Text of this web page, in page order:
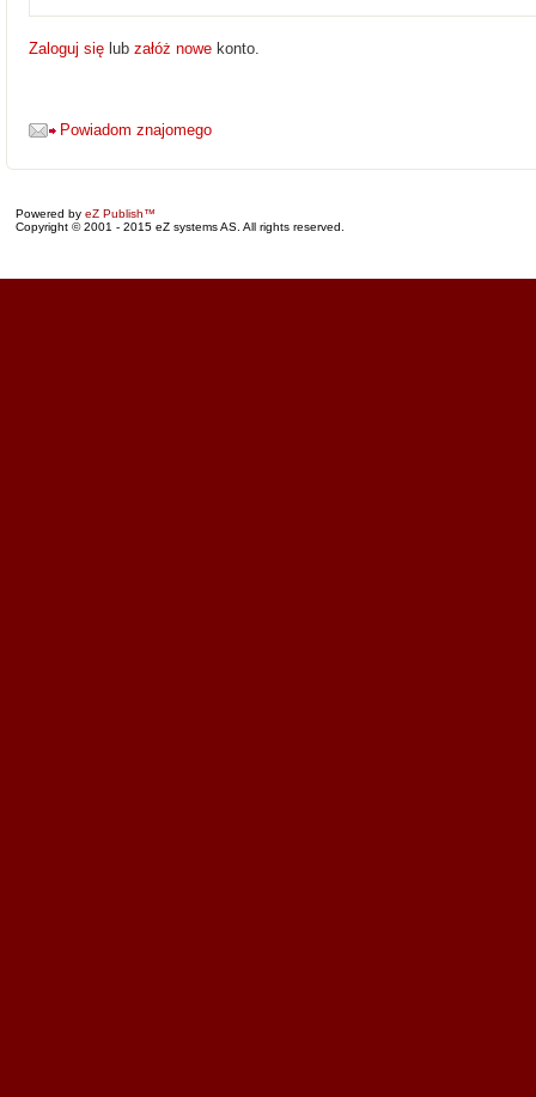
Zaloguj się lub załóż nowe konto.
Powiadom znajomego
Powered by eZ Publish™
Copyright © 2001 - 2015 eZ systems AS. All rights reserved.